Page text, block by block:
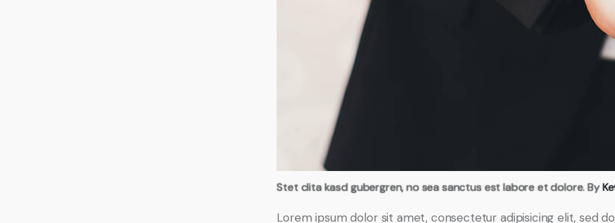
Stet clita kasd gubergren, no sea sanctus est labore et dolore. By
Lorem ipsum dolor sit amet, consectetur adipisicing elit, sed do